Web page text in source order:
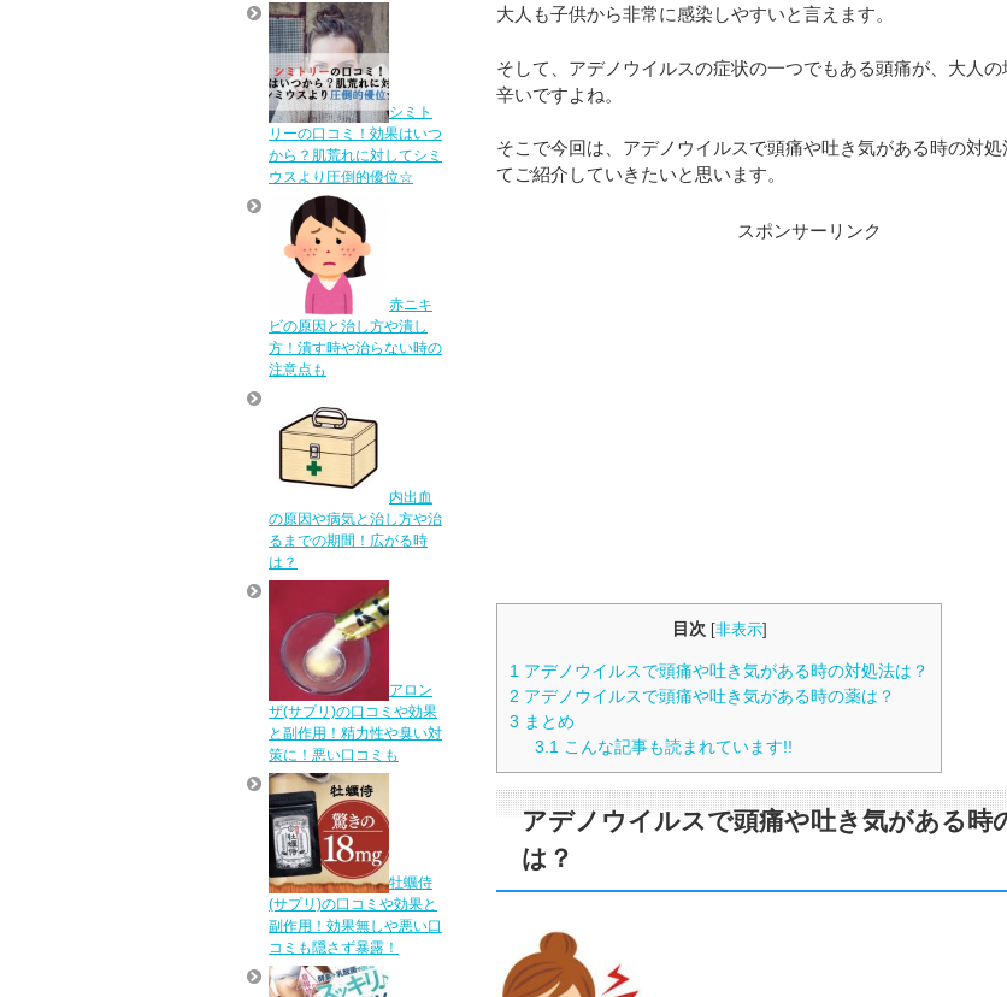
大人も子供から非常に感染しやすいと言えます。
そして、アデノウイルスの症状の一つでもある頭痛が、大人の
辛いですよね。
そこで今回は、アデノウイルスで頭痛や吐き気がある時の対処
てご紹介していきたいと思います。
スポンサーリンク
目次 [非表示]
1 アデノウイルスで頭痛や吐き気がある時の対処法は？
2 アデノウイルスで頭痛や吐き気がある時の薬は？
3 まとめ
3.1 こんな記事も読まれています!!
アデノウイルスで頭痛や吐き気がある時
は？
シミト
リーの口コミ！効果はいつ
から？肌荒れに対してシミ
ウスより圧倒的優位☆
赤ニキ
ビの原因と治し方や潰し
方！潰す時や治らない時の
注意点も
内出血
の原因や病気と治し方や治
るまでの期間！広がる時
は？
アロン
ザ(サプリ)の口コミや効果
と副作用！精力性や臭い対
策に！悪い口コミも
牡蠣侍
(サプリ)の口コミや効果と
副作用！効果無しや悪い口
コミも隠さず暴露！